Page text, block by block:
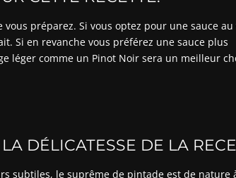
préparez. Si vous optez pour une sauce au
Si en revanche vous préférez une sauce plus
léger comme un Pinot Noir sera un meilleur
DÉLICATESSE DE LA
subtiles, le suprême de pintade est de nature